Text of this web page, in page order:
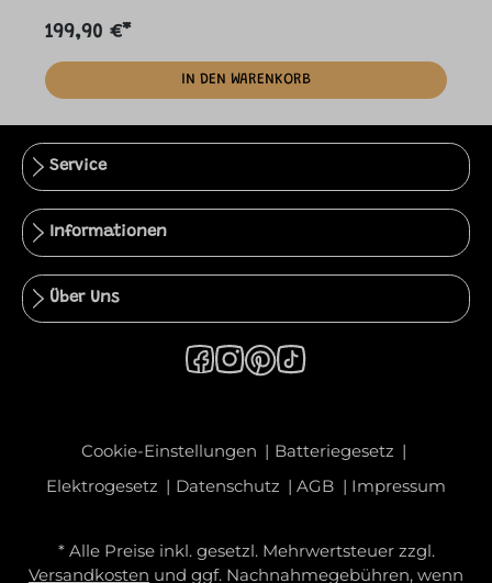
199,90 €*
IN DEN WARENKORB
Service
Informationen
Über Uns
Cookie-Einstellungen
Batteriegesetz
Elektrogesetz
Datenschutz AGB Impressum
* Alle Preise inkl. gesetzl. Mehrwertsteuer zzgl.
Versandkosten und ggf. Nachnahmegebühren, wenn